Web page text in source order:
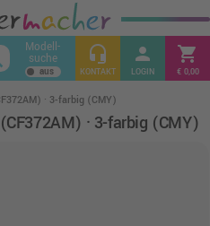
Modell-
suche headset_mic
KONTAKT
person
LOGIN
shopping_cart
€ 0,00
· 3-farbig (CMY)
· 3-farbig (CMY)